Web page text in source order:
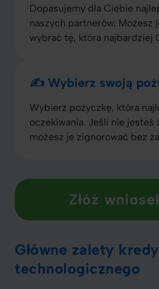
Dopasujemy dla Ciebie
naszych partnerów. Możesz
wybrać tę, która najbardziej
✍️ Wybierz swoją
Wybierz pożyczkę, która
oczekiwania. Jeśli nie jesteś
możesz je zignorować bez
Złóż
Główne zalety
technologicznego